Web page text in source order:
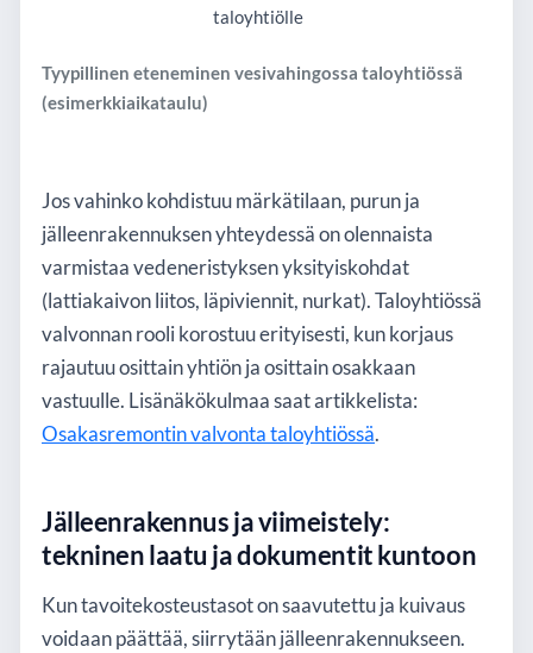
Tyypillinen eteneminen vesivahingossa taloyhtiössä
(esimerkkiaikataulu)
taloyhtiölle
Jos vahinko kohdistuu märkätilaan, purun ja
jälleenrakennuksen yhteydessä on olennaista
varmistaa vedeneristyksen yksityiskohdat
(lattiakaivon liitos, läpiviennit, nurkat). Taloyhtiössä
valvonnan rooli korostuu erityisesti, kun korjaus
rajautuu osittain yhtiön ja osittain osakkaan
vastuulle. Lisänäkökulmaa saat artikkelista:
Osakasremontin valvonta taloyhtiössä.
Jälleenrakennus ja viimeistely:
tekninen laatu ja dokumentit kuntoon
Kun tavoitekosteustasot on saavutettu ja kuivaus
voidaan päättää, siirrytään jälleenrakennukseen.